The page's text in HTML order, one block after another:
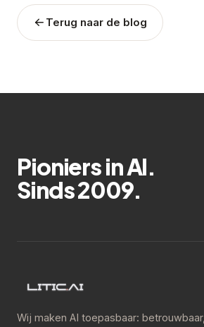
Terug naar de blog
Pioniers in AI.
Sinds 2009.
Wij maken AI toepasbaar: betrouwbaar,